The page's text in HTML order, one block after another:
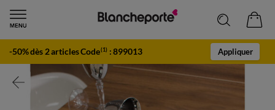
-50% dès 2 articles Code(1) :899013 Appliquer